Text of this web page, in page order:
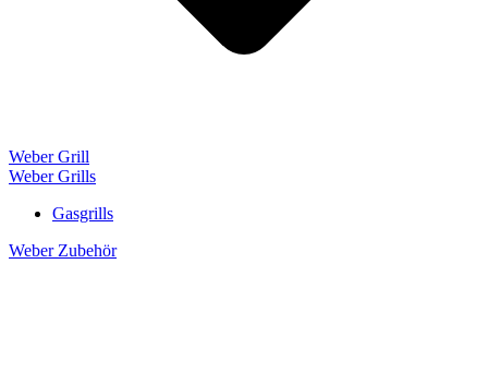
Weber Grill
Weber Grills
Gasgrills
Weber Zubehör